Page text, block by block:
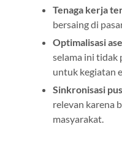
Tenaga kerja
bersaing di
Optimalisasi
selama ini tidak
untuk kegiatan
Sinkronisasi
relevan karena
masyarakat.